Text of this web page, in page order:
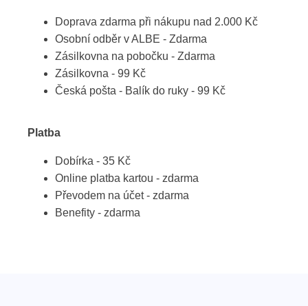
Doprava zdarma při nákupu nad 2.000 Kč
Osobní odběr v ALBE - Zdarma
Zásilkovna na pobočku - Zdarma
Zásilkovna - 99 Kč
Česká pošta - Balík do ruky - 99 Kč
Platba
Dobírka - 35 Kč
Online platba kartou - zdarma
Převodem na účet - zdarma
Benefity - zdarma